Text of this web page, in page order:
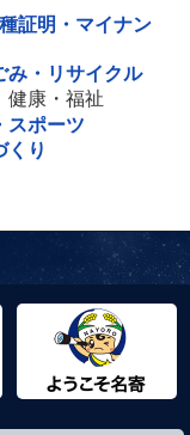
証明・マイナン
み・リサイクル
健康・福祉
スポーツ
くり